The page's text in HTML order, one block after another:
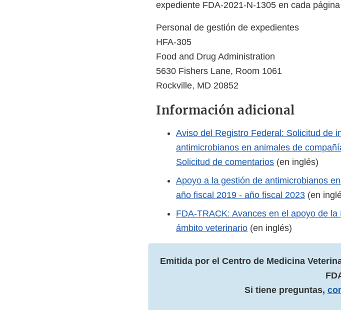
expediente FDA-2021-N-1305 en cada
Personal de gestión de expedientes
HFA-305
Food and Drug Administration
5630 Fishers Lane, Room 1061
Rockville, MD 20852
Información adicional
Aviso del Registro Federal: Solicitud de
antimicrobianos en animales de
Solicitud de comentarios (en inglés)
Apoyo a la gestión de antimicrobianos
año fiscal 2019 - año fiscal 2023 (en
FDA-TRACK: Avances en el apoyo de
ámbito veterinario (en inglés)
Emitida por el Centro de Medicina
Si tiene preguntas,